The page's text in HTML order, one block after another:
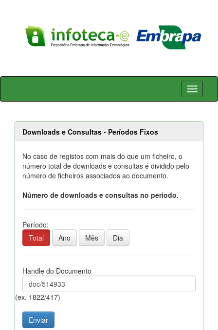
Skip
Downloads e Consultas - Períodos Fixos
No caso de registos com mais do que um ficheiro, o
número total de downloads e consultas é dividido pelo
número de ficheiros associados ao documento.
Número de downloads e consultas no período.
Período:
Total
Ano Mês Dia
Handle do Documento
(ex. 1822/417)